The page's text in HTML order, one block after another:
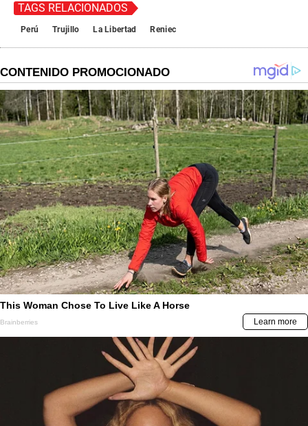
TAGS RELACIONADOS
Perú Trujillo La Libertad Reniec